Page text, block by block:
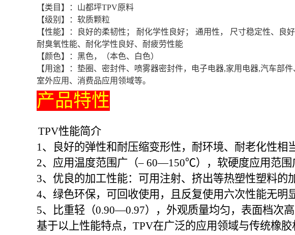
【类目】：山都坪TPV原料
【级别】：软质颗粒
【性能】：良好的柔韧性； 耐化学性良好； 通用性， 尺寸稳定性、
耐臭氧性能、耐化学性良好、耐疲劳性能
【颜色】：黑色，（本色、白色）
【用途】：垫圈、密封件、喷雾器密封件，电子电器,家用电器,汽车部
室外应用、消费品应用领域等。
产品特性
TPV性能简介
1、良好的弹性和耐压缩变形性，耐环境、耐老化性相
2、应用温度范围广（– 60—150℃），软硬度应用范
3、优良的加工性能：可用注射、挤出等热塑性塑料的
4、绿色环保，可回收使用，且反复使用六次性能无明
5、比重轻（0.90—0.97），外观质量均匀，表面档次高
基于以上性能特点，TPV在广泛的应用领域与传统橡